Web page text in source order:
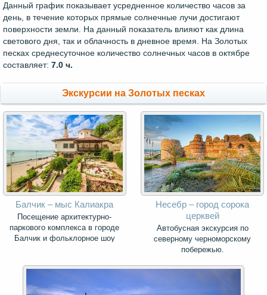
Данный график показывает усредненное количество часов за
день, в течение которых прямые солнечные лучи достигают
поверхности земли. На данный показатель влияют как длина
светового дня, так и облачность в дневное время. На Золотых
песках среднесуточное количество солнечных часов в октябре
составляет: 7.0 ч.
Экскурсии на Золотых песках
Балчик – мыс Калиакра
Посещение архитектурно-
паркового комплекса в городе
Балчик и фольклорное шоу
Несебр – город сорока
церквей
Автобусная экскурсия по
северному черноморскому
побережью.